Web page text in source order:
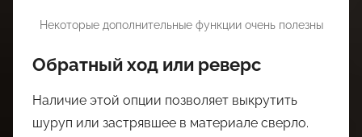
Некоторые дополнительные функции очень полезны
Обратный ход или реверс
Наличие этой опции позволяет выкрутить
шуруп или застрявшее в материале сверло.